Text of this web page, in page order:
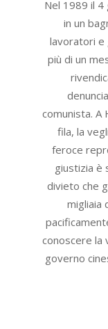
Nel 1989 il 4
in un
lavoratori e
più di un
comunista. A
fila, la
feroce
giustizia è
divieto che
migliaia
conoscere la
governo